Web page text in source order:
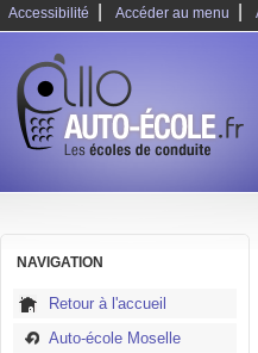
Accessibilité Accéder au menu
NAVIGATION
Retour à l'accueil
Auto-école Moselle